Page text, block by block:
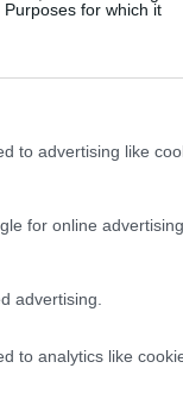
for which it
to advertising like
for online advertising
advertising.
to analytics like
το τμήμα της